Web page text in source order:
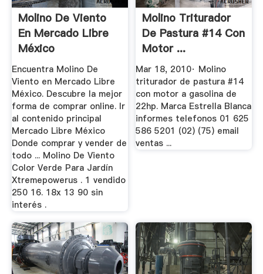
Molino De Viento
En Mercado Libre
México
Encuentra Molino De
Viento en Mercado Libre
México. Descubre la mejor
forma de comprar online. Ir
al contenido principal
Mercado Libre México
Donde comprar y vender de
todo ... Molino De Viento
Color Verde Para Jardín
Xtremepowerus . 1 vendido
250 16. 18x 13 90 sin
interés .
Molino Triturador
De Pastura #14 Con
Motor ...
Mar 18, 2010· Molino
triturador de pastura #14
con motor a gasolina de
22hp. Marca Estrella Blanca
informes telefonos 01 625
586 5201 (02) (75) email
ventas ...